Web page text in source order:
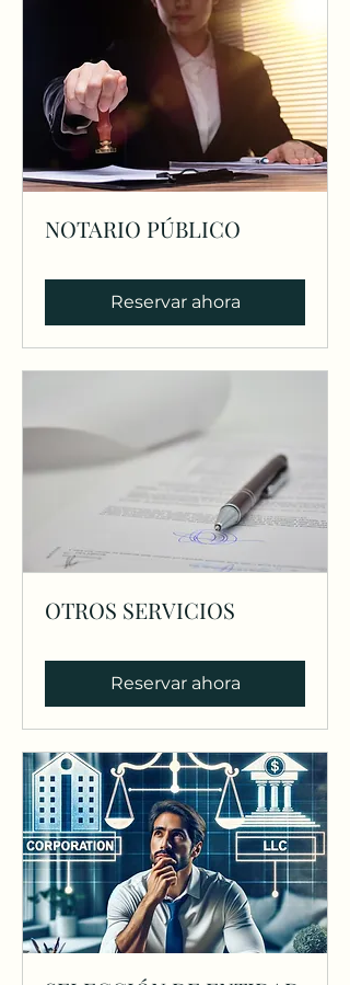
NOTARIO PÚBLICO
Reservar ahora
OTROS SERVICIOS
Reservar ahora